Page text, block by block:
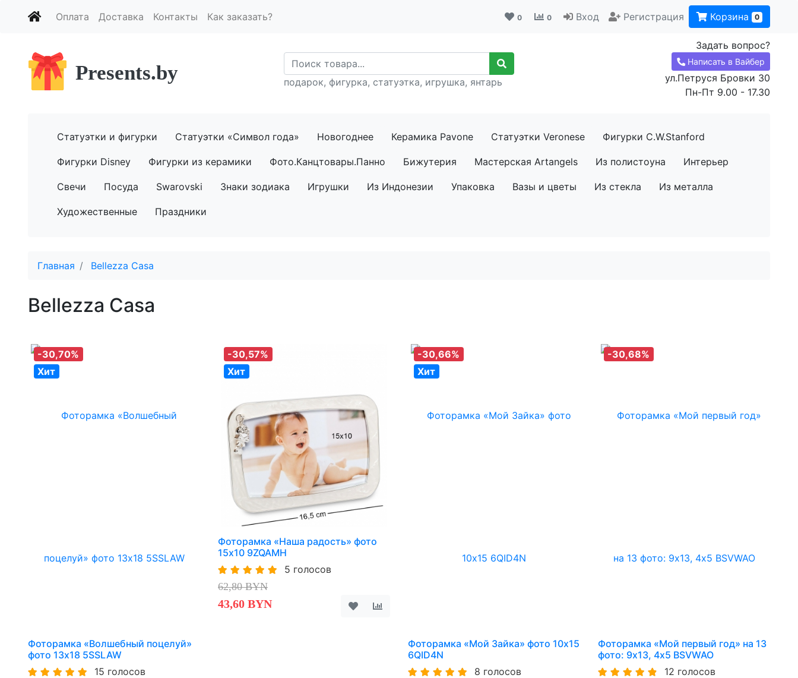
Оплата Доставка Контакты Как заказать? 0 0 Вход Регистрация Корзина 0
Presents.by подарок, фигурка, статуэтка, игрушка, янтарь
Задать вопрос?
Написать в Вайбер
ул.Петруся Бровки 30
Пн-Пт 9.00 - 17.30
Статуэтки и фигурки Статуэтки «Символ года» Новогоднее Керамика Pavone Статуэтки Veronese Фигурки C.W.Stanford
Фигурки Disney Фигурки из керамики Фото.Канцтовары.Панно Бижутерия Мастерская Artangels Из полистоуна Интерьер
Свечи Посуда Swarovski Знаки зодиака Игрушки Из Индонезии Упаковка Вазы и цветы Из стекла Из металла
Художественные Праздники
Главная Bellezza Casa
Bellezza Casa
-30,70%
Хит
Фоторамка «Волшебный поцелуй»
фото 13х18 5SSLAW
15 голосов
-30,57%
Хит
Фоторамка «Наша радость» фото
15х10 9ZQAMH
5 голосов
62,80 BYN
43,60 BYN
-30,66%
Хит
Фоторамка «Мой Зайка» фото 10х15
6QID4N
8 голосов
-30,68%
Фоторамка «Мой первый год» на 13
фото: 9х13, 4х5 BSVWAO
12 голосов